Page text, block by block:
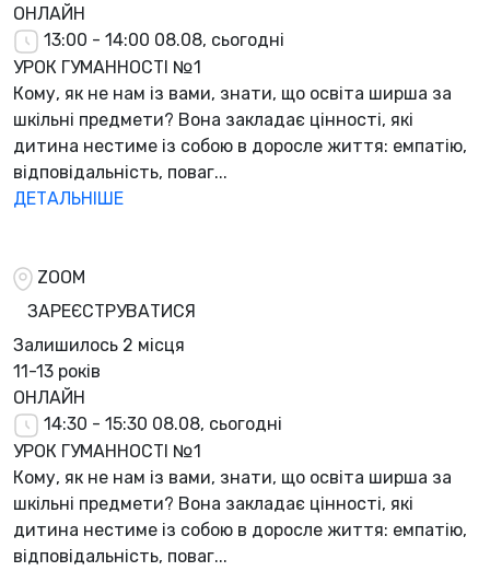
ОНЛАЙН
13:00 - 14:00 08.08, сьогодні
УРОК ГУМАННОСТІ №1
Кому, як не нам із вами, знати, що освіта ширша за
шкільні предмети? Вона закладає цінності, які
дитина нестиме із собою в доросле життя: емпатію,
відповідальність, поваг...
ДЕТАЛЬНІШЕ
ZOOM
ЗАРЕЄСТРУВАТИСЯ
Залишилось 2 місця
11-13 років
ОНЛАЙН
14:30 - 15:30 08.08, сьогодні
УРОК ГУМАННОСТІ №1
Кому, як не нам із вами, знати, що освіта ширша за
шкільні предмети? Вона закладає цінності, які
дитина нестиме із собою в доросле життя: емпатію,
відповідальність, поваг...